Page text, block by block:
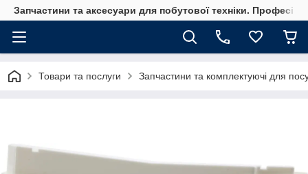
Запчастини та аксесуари для побутової техніки.
Товари та послуги Запчастини та комплектуючі для